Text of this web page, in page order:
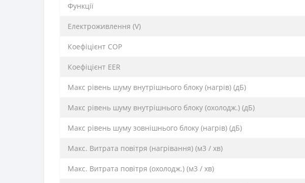
Функції
Електроживлення (V)
Коефіцієнт COP
Коефіцієнт EER
Макс рівень шуму внутрішнього блоку (нагрів) (дБ)
Макс рівень шуму внутрішнього блоку (охолодж.) (дБ)
Макс рівень шуму зовнішнього блоку (нагрів) (дБ)
Макс. Витрата повітря (нагрівання) (м3 / хв)
Макс. Витрата повітря (охолодж.) (м3 / хв)